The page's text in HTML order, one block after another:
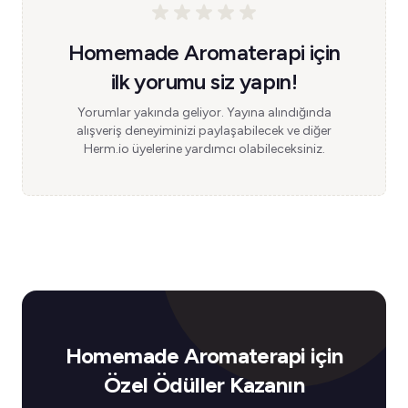
Homemade Aromaterapi için
ilk yorumu siz yapın!
Yorumlar yakında geliyor. Yayına alındığında
alışveriş deneyiminizi paylaşabilecek ve diğer
Herm.io üyelerine yardımcı olabileceksiniz.
Homemade Aromaterapi için
Özel Ödüller Kazanın